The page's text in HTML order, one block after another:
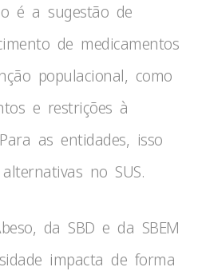
é a sugestão de
de medicamentos
populacional, como
e restrições à
as entidades, isso
no SUS.
da SBD e da SBEM
impacta de forma